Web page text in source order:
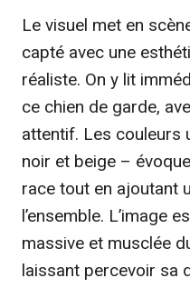
Le visuel met en
capté avec une
réaliste. On y lit
ce chien de garde,
attentif. Les couleurs
noir et beige –
race tout en ajoutant
l’ensemble. L’image
massive et musclée
laissant percevoir sa